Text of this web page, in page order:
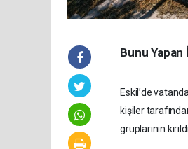
Bunu
Eskil’de
kişiler
gruplarının